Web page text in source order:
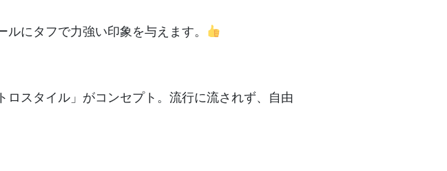
にタフで力強い印象を与えます。
ロスタイル」がコンセプト。流行に流されず、自由